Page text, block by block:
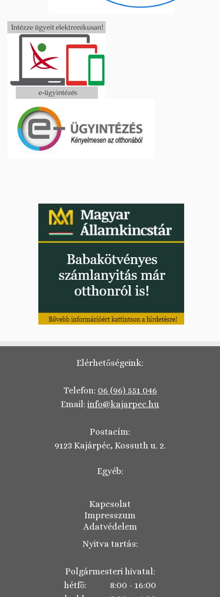
Elérhetőségeink:
Telefon: 06 (96) 551 046
Email: info@kajarpec.hu
Postacím:
9123 Kajárpéc, Kossuth u. 2.
Egyéb:
Kapcsolat
Impresszum
Adatvédelem
Nyitva tartás:
Polgármesteri hivatal:
hétfő: 8:00 - 16:00